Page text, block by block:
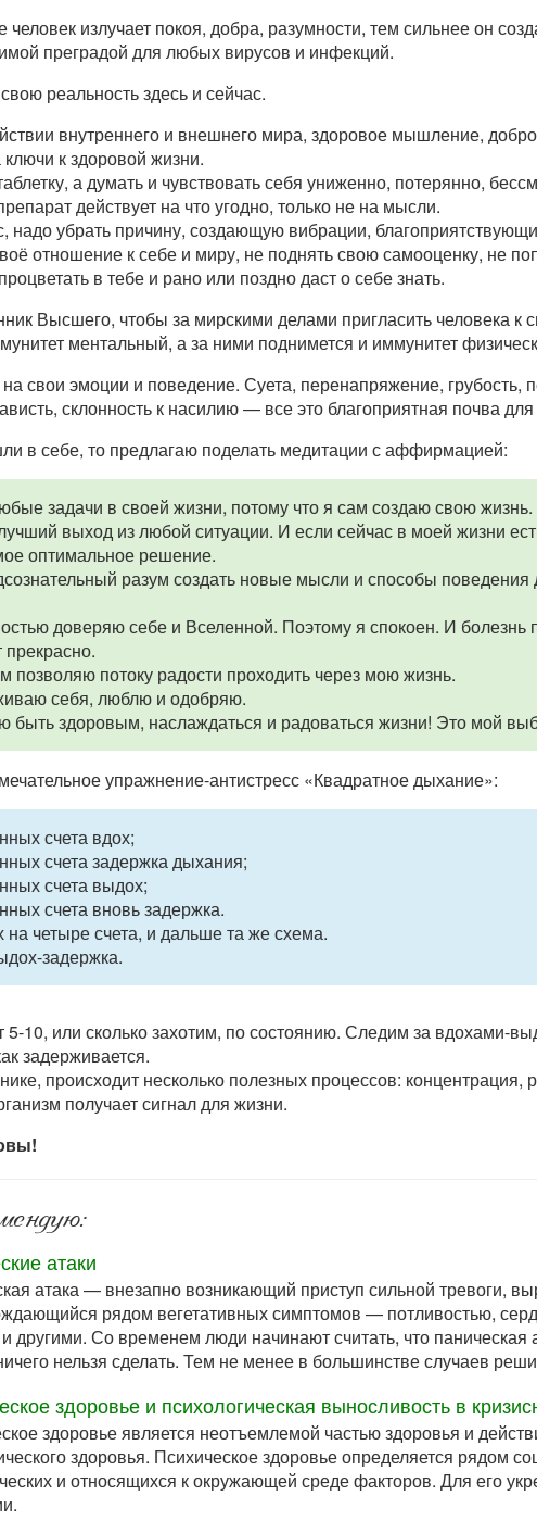
излучает покоя, добра, разумности, тем сильнее он
преградой для любых вирусов и инфекций.
реальность здесь и сейчас.
внутреннего и внешнего мира, здоровое мышление,
к здоровой жизни.
а думать и чувствовать себя униженно, потерянно,
действует на что угодно, только не на мысли.
надо убрать причину, создающую вибрации,
отношение к себе и миру, не поднять свою самооценку, не
в тебе и рано или поздно даст о себе знать.
Высшего, чтобы за мирскими делами пригласить человека к
ментальный, а за ними поднимется и иммунитет
свои эмоции и поведение. Суета, перенапряжение, грубость,
склонность к насилию — все это благоприятная почва
в себе, то предлагаю поделать медитации с аффирмацией:
задачи в своей жизни, потому что я сам создаю свою жизнь.
выход из любой ситуации. И если сейчас в моей жизни
оптимальное решение.
разум создать новые мысли и способы
доверяю себе и Вселенной. Поэтому я спокоен. И
прекрасно.
позволяю потоку радости проходить через мою жизнь.
себя, люблю и одобряю.
быть здоровым, наслаждаться и радоваться жизни! Это мой
упражнение-антистресс «Квадратное дыхание»:
счета вдох;
счета задержка дыхания;
счета выдох;
счета вновь задержка.
четыре счета, и дальше та же схема.
задержка.
10, или сколько захотим, по состоянию. Следим за вдохами-
задерживается.
происходит несколько полезных процессов: концентрация,
получает сигнал для жизни.
атаки
атака — внезапно возникающий приступ сильной тревоги,
рядом вегетативных симптомов — потливостью,
другими. Со временем люди начинают считать, что паническая
нельзя сделать. Тем не менее в большинстве случаев
здоровье и психологическая выносливость в
здоровье является неотъемлемой частью здоровья и
здоровья. Психическое здоровье определяется рядом
и относящихся к окружающей среде факторов. Для его